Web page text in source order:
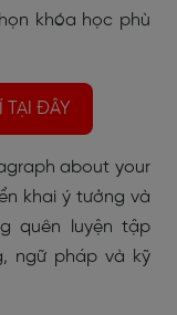
khóa học phù
TẠI ĐÂY
about your
khai ý tưởng và
quên luyện tập
ngữ pháp và kỹ